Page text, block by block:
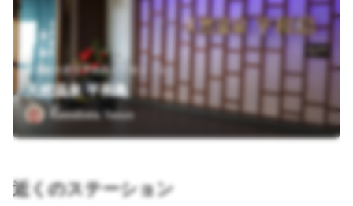
東京都大田区平和島１丁目１－１
天然温泉 平和島
Kawabata Yasuo
近くのステーション